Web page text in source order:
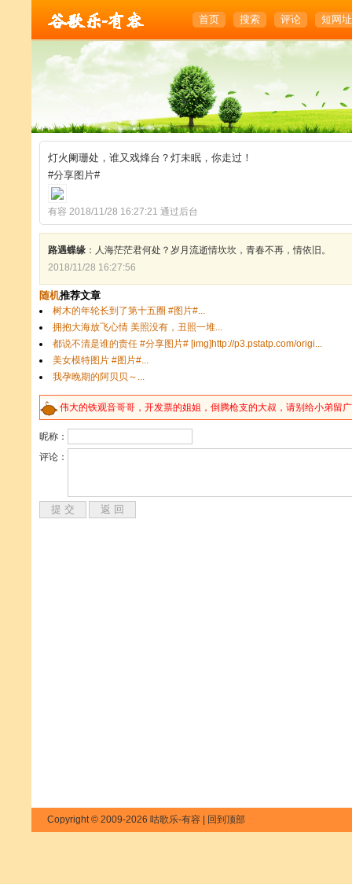
首页 搜索 评论 短网址
灯火阑珊处，谁又戏烽台？灯未眠，你走过！
#分享图片#
有容 2018/11/28 16:27:21 通过后台
路遇蝶缘 ：人海茫茫君何处？岁月流逝情坎坎，青春不再，情依旧。
2018/11/28 16:27:56
伟大的铁观音哥哥，开发票的姐姐，倒腾枪支的大叔，请别给小弟留
昵称：
评论：
Copyright © 2009-2026 咕歌乐-有容 | 回到顶部